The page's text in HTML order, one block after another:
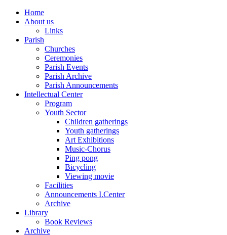
Home
About us
Links
Parish
Churches
Ceremonies
Parish Events
Parish Archive
Parish Announcements
Intellectual Center
Program
Youth Sector
Children gatherings
Youth gatherings
Art Exhibitions
Music-Chorus
Ping pong
Bicycling
Viewing movie
Facilities
Announcements I.Center
Archive
Library
Book Reviews
Archive